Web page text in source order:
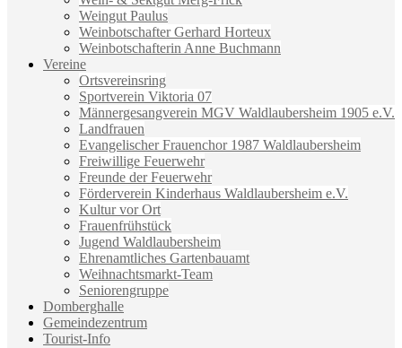
Weingut Paulus
Weinbotschafter Gerhard Horteux
Weinbotschafterin Anne Buchmann
Vereine
Ortsvereinsring
Sportverein Viktoria 07
Männergesangverein MGV Waldlaubersheim 1905 e.V.
Landfrauen
Evangelischer Frauenchor 1987 Waldlaubersheim
Freiwillige Feuerwehr
Freunde der Feuerwehr
Förderverein Kinderhaus Waldlaubersheim e.V.
Kultur vor Ort
Frauenfrühstück
Jugend Waldlaubersheim
Ehrenamtliches Gartenbauamt
Weihnachtsmarkt-Team
Seniorengruppe
Domberghalle
Gemeindezentrum
Tourist-Info